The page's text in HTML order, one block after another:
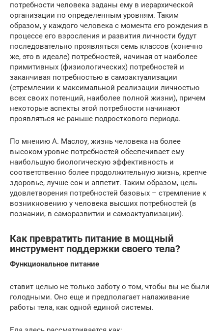
потребности человека заданы ему в иерархической
организации по определенным уровням. Таким
образом, у каждого человека с момента его рождения в
процессе его взросления и развития личности будут
последовательно проявляться семь классов (конечно
же, это в идеале) потребностей, начиная от наиболее
примитивных (физиологических) потребностей и
заканчивая потребностью в самоактуализации
(стремлении к максимальной реализации личностью
всех своих потенций, наиболее полной жизни), причем
некоторые аспекты этой потребности начинают
проявляться не раньше подросткового периода.
По мнению А. Маслоу, жизнь человека на более
высоком уровне потребностей обеспечивает ему
наибольшую биологическую эффективность и
соответственно более продолжительную жизнь, крепче
здоровье, лучше сон и аппетит. Таким образом, цель
удовлетворения потребностей базовых – стремление к
возникновению у человека высших потребностей (в
познании, в саморазвитии и самоактуализации).
Как превратить питание в мощный
инструмент поддержки своего тела?
Функциональное питание
ставит целью не только заботу о том, чтобы вы не были
голодными. Оно еще и предполагает налаживание
работы тела, как одной единой системы.